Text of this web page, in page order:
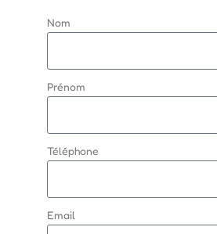
Nom
Prénom
Téléphone
Email